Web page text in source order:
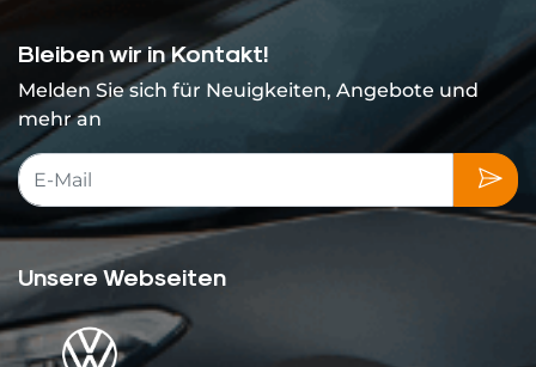
Bleiben wir in Kontakt!
Melden Sie sich für Neuigkeiten, Angebote und
mehr an
Unsere Webseiten